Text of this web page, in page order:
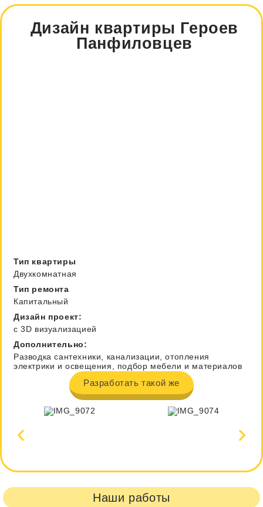
Дизайн квартиры Героев
Панфиловцев
Тип квартиры
Двухкомнатная
Тип ремонта
Капитальный
Дизайн проект:
с 3D визуализацией
Дополнительно:
Разводка сантехники, канализации, отопления
электрики и освещения, подбор мебели и материалов
Разработать такой же
Наши работы